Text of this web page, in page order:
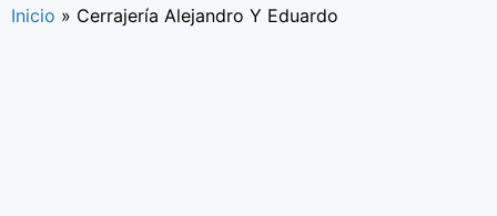
Inicio » Cerrajería Alejandro Y Eduardo